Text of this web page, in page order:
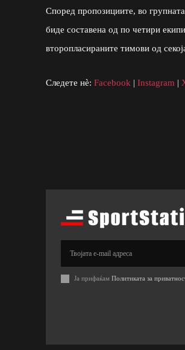
Според пропозициите, во
биде составена од по четири
второпласираните тимови од
Следете нè: Facebook | Instagram |
Ја прифаќам Политиката за